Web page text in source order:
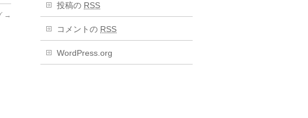
→
投稿の RSS
コメントの RSS
WordPress.org